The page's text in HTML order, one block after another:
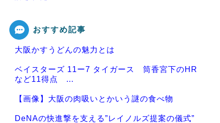
Powered by livedoor 相互RSS
おすすめ記事
大阪かすうどんの魅力とは
ベイスターズ 11ー7 タイガース 筒香宮下のHR
など11得点 ...
【画像】大阪の肉吸いとかいう謎の食べ物
DeNAの快進撃を支える”レイノルズ提案の儀式”